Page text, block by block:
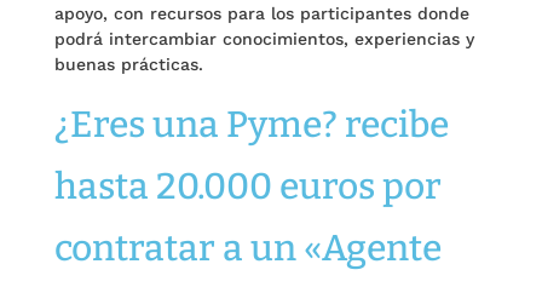
apoyo, con recursos para los participantes donde
podrá intercambiar conocimientos, experiencias y
buenas prácticas.
¿Eres una Pyme? recibe
hasta 20.000 euros por
contratar a un «Agente